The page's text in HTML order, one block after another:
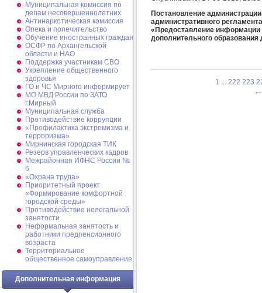
Муниципальная комиссия по
делам несовершеннолетних
Антинаркотическая комиссия
Опека и попечительство
Обучение иностранных граждан
ОСФР по Архангельской
области и НАО
Поддержка участникам СВО
Укрепление общественного
здоровья
ГО и ЧС Мирного информирует
МО МВД России по ЗАТО
г.Мирный
Муниципальная cлужба
Противодействие коррупции
«Профилактика экстремизма и
терроризма»
Мирнинская городская ТИК
Резерв управленческих кадров
Межрайонная ИФНС России №
6
«Охрана труда»
Приоритетный проект
«Формирование комфортной
городской среды»
Противодействие нелегальной
занятости
Неформальная занятость и
работники предпенсионного
возраста
Территориальное
общественное самоуправление
Дополнительная информация
Постановление
административного
«Предоставление информации
дополнительного образования
1 222 223